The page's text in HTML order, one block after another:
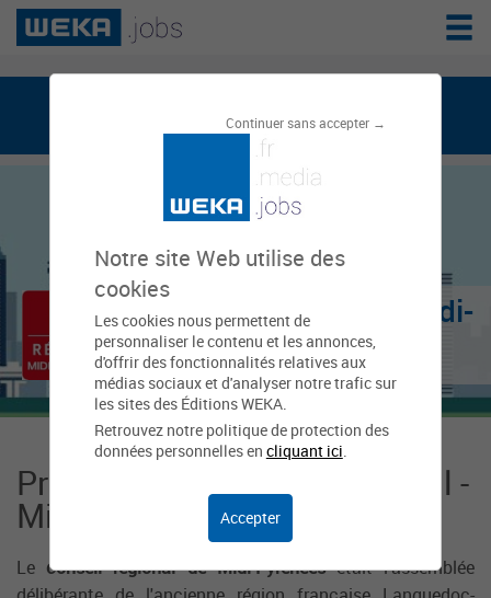
Continuer sans accepter →
Notre site Web utilise des
cookies
Les cookies nous permettent de
personnaliser le contenu et les annonces,
d'offrir des fonctionnalités relatives aux
médias sociaux et d'analyser notre trafic sur
les sites des Éditions WEKA.
Retrouvez notre politique de protection des
données personnelles en cliquant ici.
Accepter
weka.jobs, le réseau de l'emploi public
Conseil régional - Midi-
Pyrénées
Présentation Conseil régional -
Midi-Pyrénées
Le conseil régional de Midi-Pyrénéesétait l'assemblée